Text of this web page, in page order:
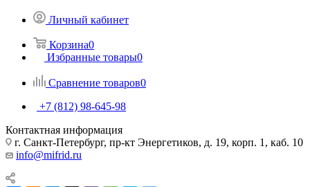
Личный кабинет
Корзина0
Избранные товары0
Сравнение товаров0
+7 (812) 98-645-98
Контактная информация
г. Санкт-Петербург, пр-кт Энергетиков, д. 19, корп. 1, каб. 10
info@mifrid.ru